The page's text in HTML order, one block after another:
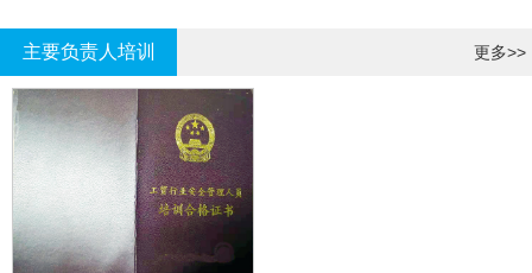
主要负责人培训 更多>>